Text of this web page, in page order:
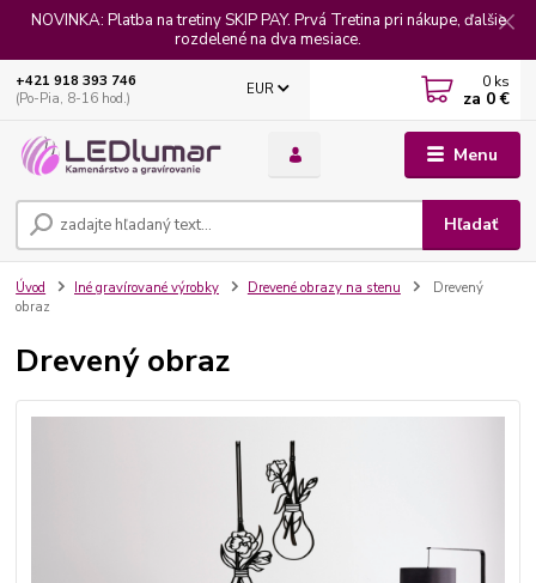
NOVINKA: Platba na tretiny SKIP PAY. Prvá Tretina pri nákupe, ďalšie
rozdelené na dva mesiace.
Menu
EUR
Hľadať
+421 918 393 746
(Po-Pia, 8-16 hod.)
0 ks
za 0 €
Úvod Iné gravírované výrobky Drevené obrazy na stenu
Drevený
obraz
Drevený obraz